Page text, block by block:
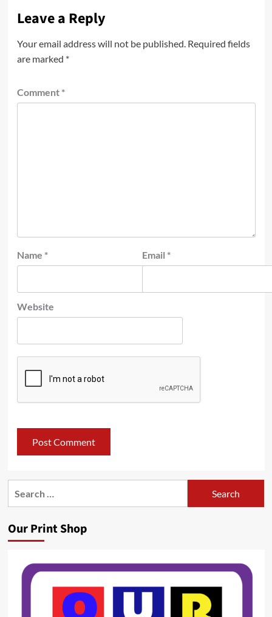
Leave a Reply
Your email address will not be published. Required fields
are marked *
Comment *
Name * Email *
Website
Our Print Shop